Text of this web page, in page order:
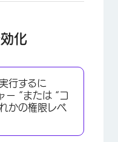
化
行するに
ー “または “コ
かの権限レベ